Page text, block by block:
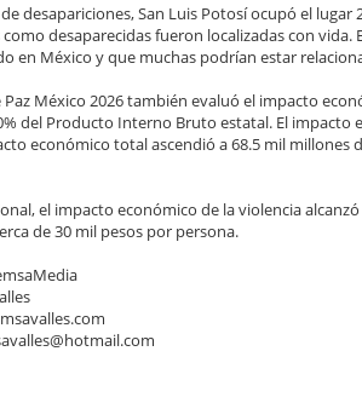
desapariciones, San Luis Potosí ocupó el
desaparecidas fueron localizadas con
en México y que muchas podrían estar
Paz México 2026 también evaluó el impacto
del Producto Interno Bruto estatal. El
económico total ascendió a 68.5 mil millones
el impacto económico de la violencia
de 30 mil pesos por persona.